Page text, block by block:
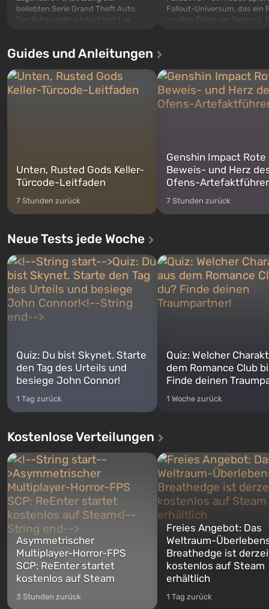
beliebten Serie Grand Theft Auto.
Der Schauplatz ist die Stadt Los
ersten Mal erzählt das Spiel die
Geschichte von drei Charakteren:
Michael, Trevor und Franklin,
zwischen denen Sie jederzeit
wechse...
Fallout-Universum, das ein
zu allen Teilen der Serie ist.
nach dem Abwurf von
auf Amerika geöffnet wird.
Guides und Anleitungen
Unten, Rusted Gods Keller-
Türcode-Leitfaden
7 Stunden zurück
Genshin Impact Rote
Beweis- und Herz
Ofens-Artefaktführer
7 Stunden zurück
Neue Tests jede Woche
Quiz: Du bist Skynet. Starte
den Tag des Urteils und
besiege John Connor!
1 Tag zurück
Quiz: Welcher
dem Romance Club
Finde deinen
1 Woche zurück
Kostenlose Verteilungen
Asymmetrischer
Multiplayer-Horror-FPS
SCP: ReEnter startet
kostenlos auf Steam
3 Stunden zurück
Freies Angebot: Das
Weltraum-
Breathedge ist
kostenlos auf Steam
erhältlich
1 Tag zurück